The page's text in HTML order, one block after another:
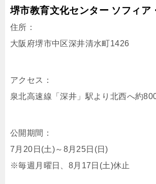
堺市教育文化センター ソフィア
住所：
大阪府堺市中区深井清水町1426
アクセス：
泉北高速線「深井」駅より北西へ約
公開期間：
7月20日(土)～8月25日(日)
※毎週月曜日、8月17日(土)休止